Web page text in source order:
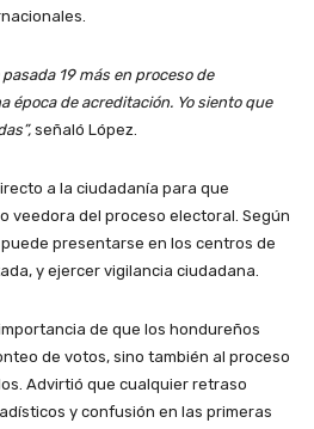
19 más en proceso de
época de acreditación. Yo siento que
señaló López.
a la ciudadanía para que
veedora del proceso electoral. Según
presentarse en los centros de
y ejercer vigilancia ciudadana.
de que los hondureños
de votos, sino también al proceso
Advirtió que cualquier retraso
y confusión en las primeras